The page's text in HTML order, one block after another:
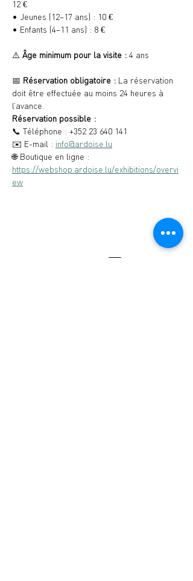
12 €
• Jeunes (12–17 ans) : 10 €
• Enfants (4–11 ans) : 8 €
⚠️ Âge minimum pour la visite : 4 ans
📅 Réservation obligatoire : La réservation
doit être effectuée au moins 24 heures à
l’avance.
Réservation possible :
📞 Téléphone : +352 23 640 141
✉️ E-mail : info@ardoise.lu
🌐 Boutique en ligne :
https://webshop.ardoise.lu/exhibitions/overvi
ew